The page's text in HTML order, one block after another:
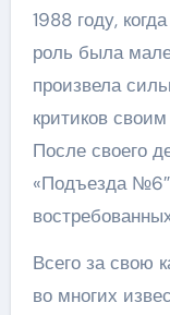
1988 году,
роль была
произвела
критиков
После своего
«Подъезда
Всего за свою
во многих